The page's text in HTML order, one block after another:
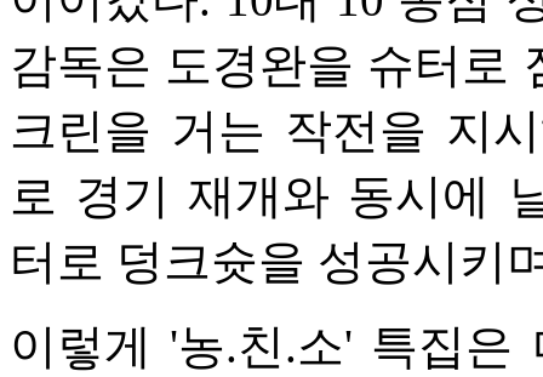
감독은 도경완을 슈터로
크린을 거는 작전을 지
로 경기 재개와 동시에
터로 덩크슛을 성공시키
이렇게 '농.친.소' 특집은